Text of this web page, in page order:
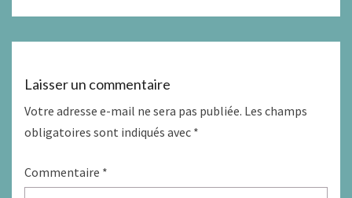
Laisser un commentaire
Votre adresse e-mail ne sera pas publiée. Les champs
obligatoires sont indiqués avec *
Commentaire *